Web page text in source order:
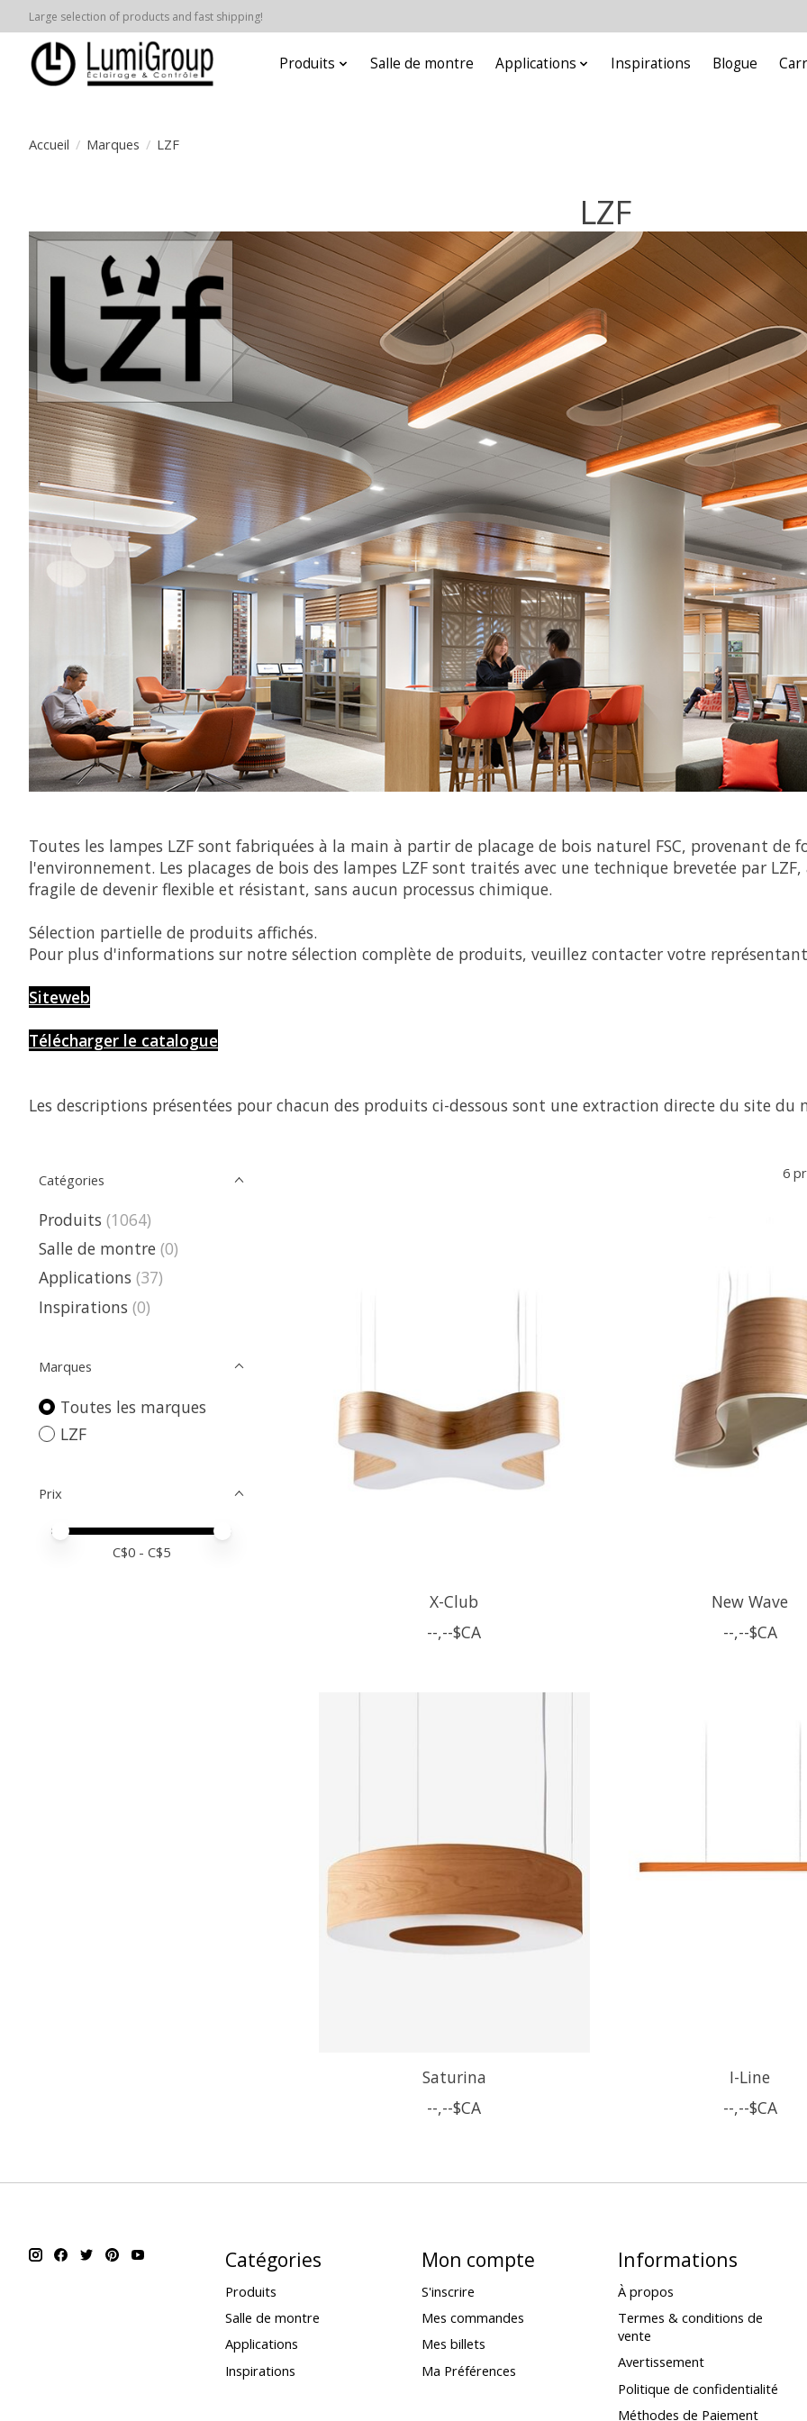
Large selection of products and fast shipping!
Produits Salle de montre Applications Inspirations Blogue
Accueil / Marques / LZF
LZF
Toutes les lampes LZF sont fabriquées à la main à partir de placage de bois naturel FSC, provenant de
l'environnement. Les placages de bois des lampes LZF sont traités avec une technique brevetée par
fragile de devenir flexible et résistant, sans aucun processus chimique.
Sélection partielle de produits affichés.
Pour plus d'informations sur notre sélection complète de produits, veuillez contacter votre
Siteweb
Télécharger le catalogue
Les descriptions présentées pour chacun des produits ci-dessous sont une extraction directe du site du
Catégories
Produits (1064)
Salle de montre (0)
Applications (37)
Inspirations (0)
Marques
Toutes les marques
LZF
Prix
Prix minimum
Price maximum value
C$0 - C$5
6
X-Club
--,--$CA
New Wave
--,--$CA
Saturina
--,--$CA
I-Line
--,--$CA
Catégories
Produits
Salle de montre
Applications
Inspirations
Mon compte
S'inscrire
Mes commandes
Mes billets
Ma Préférences
Informations
À propos
Termes & conditions de
vente
Avertissement
Politique de confidentialité
Méthodes de Paiement